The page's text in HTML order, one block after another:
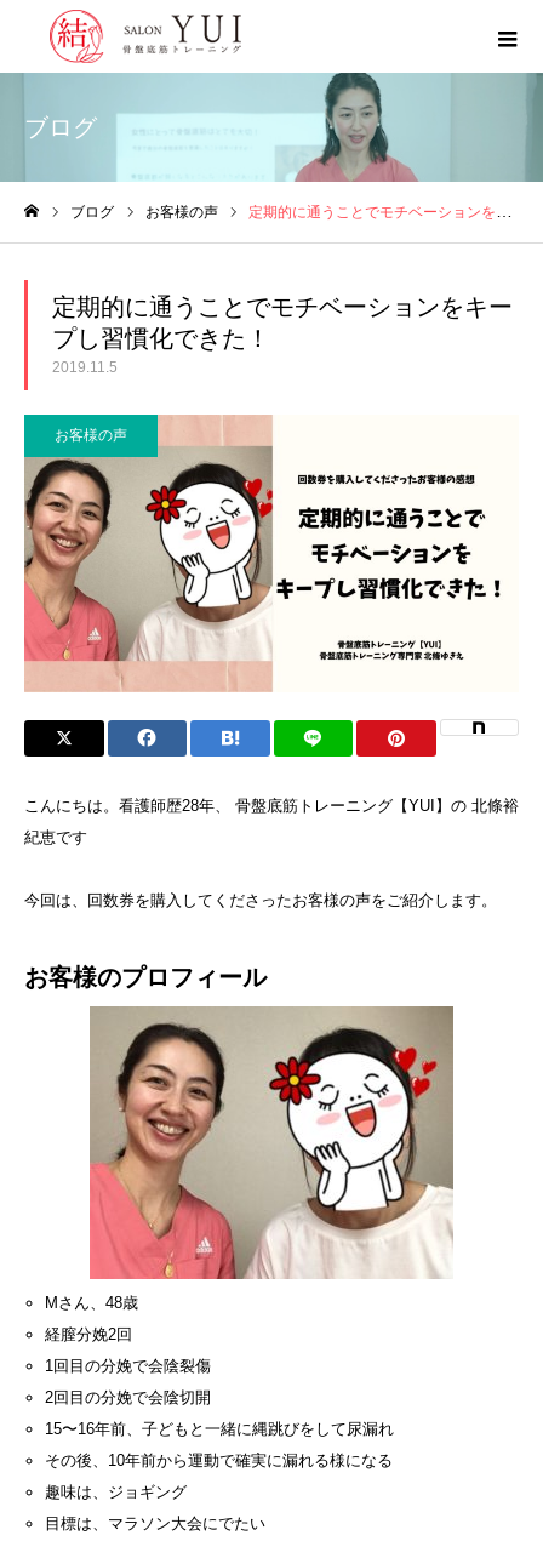
ブログ
ブログ お客様の声 定期的に通うことでモチベーションをキープし習慣化できた！
定期的に通うことでモチベーションをキー
プし習慣化できた！
2019.11.5
お客様の声
こんにちは。看護師歴28年、 骨盤底筋トレーニング【YUI】の 北條裕
紀恵です
今回は、回数券を購入してくださったお客様の声をご紹介します。
お客様のプロフィール
Mさん、48歳
経膣分娩2回
1回目の分娩で会陰裂傷
2回目の分娩で会陰切開
15〜16年前、子どもと一緒に縄跳びをして尿漏れ
その後、10年前から運動で確実に漏れる様になる
趣味は、ジョギング
目標は、マラソン大会にでたい